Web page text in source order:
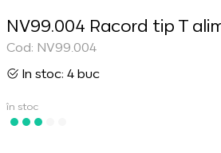
NV99.004 Racord tip T
Cod: NV99.004
In stoc: 4 buc
în stoc